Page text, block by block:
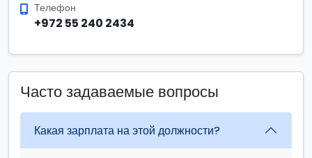
Телефон
+972 55 240 2434
Часто задаваемые вопросы
Какая зарплата на этой должности?